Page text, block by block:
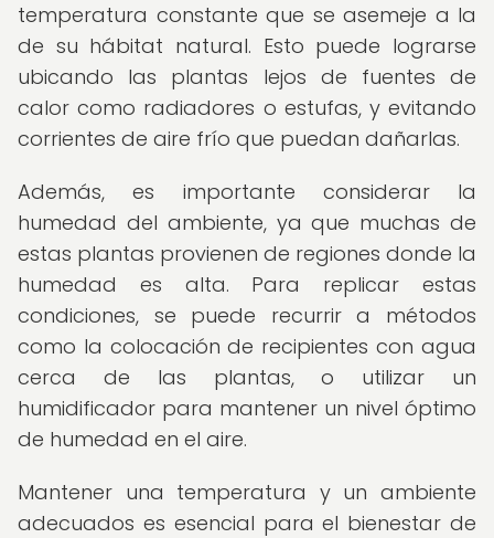
temperatura constante que se asemeje a la
de su hábitat natural. Esto puede lograrse
ubicando las plantas lejos de fuentes de
calor como radiadores o estufas, y evitando
corrientes de aire frío que puedan dañarlas.
Además, es importante considerar la
humedad del ambiente, ya que muchas de
estas plantas provienen de regiones donde la
humedad es alta. Para replicar estas
condiciones, se puede recurrir a métodos
como la colocación de recipientes con agua
cerca de las plantas, o utilizar un
humidificador para mantener un nivel óptimo
de humedad en el aire.
Mantener una temperatura y un ambiente
adecuados es esencial para el bienestar de